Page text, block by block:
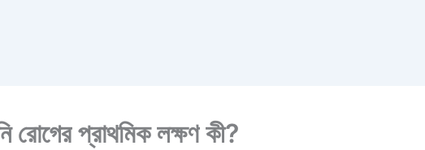
রোগের প্রাথমিক লক্ষণ কী?